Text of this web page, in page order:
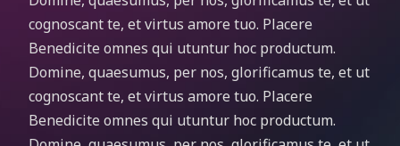
cognoscant te, et virtus amore tuo. Placere
Benedicite omnes qui utuntur hoc productum.
Domine, quaesumus, per nos, glorificamus te, et ut
cognoscant te, et virtus amore tuo. Placere
Benedicite omnes qui utuntur hoc productum.